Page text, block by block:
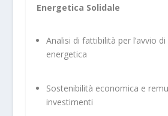
Energetica Solidale
Analisi di fattibilità per l’avvio
energetica
Sostenibilità economica e
investimenti